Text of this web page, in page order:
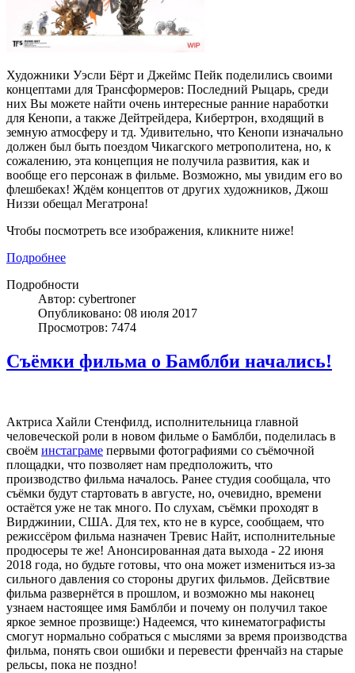
Художники Уэсли Бёрт и Джеймс Пейк поделились своими
концептами для Трансформеров: Последний Рыцарь, среди
них Вы можете найти очень интересные ранние наработки
для Кенопи, а также Дейтрейдера, Кибертрон, входящий в
земную атмосферу и тд. Удивительно, что Кенопи изначально
должен был быть поездом Чикагского метрополитена, но, к
сожалению, эта концепция не получила развития, как и
вообще его персонаж в фильме. Возможно, мы увидим его во
флешбеках! Ждём концептов от других художников, Джош
Низзи обещал Мегатрона!
Чтобы посмотреть все изображения, кликните ниже!
Подробнее
Подробности
Автор: cybertroner
Опубликовано: 08 июля 2017
Просмотров: 7474
Съёмки фильма о Бамблби начались!
Актриса Хайли Стенфилд, исполнительница главной
человеческой роли в новом фильме о Бамблби, поделилась в
своём инстаграме первыми фотографиями со съёмочной
площадки, что позволяет нам предположить, что
производство фильма началось. Ранее студия сообщала, что
съёмки будут стартовать в августе, но, очевидно, времени
остаётся уже не так много. По слухам, съёмки проходят в
Вирджинии, США. Для тех, кто не в курсе, сообщаем, что
режиссёром фильма назначен Тревис Найт, исполнительные
продюсеры те же! Анонсированная дата выхода - 22 июня
2018 года, но будьте готовы, что она может измениться из-за
сильного давления со стороны других фильмов. Дейсвтвие
фильма развернётся в прошлом, и возможно мы наконец
узнаем настоящее имя Бамблби и почему он получил такое
яркое земное прозвище:) Надеемся, что кинематографисты
смогут нормально собраться с мыслями за время производства
фильма, понять свои ошибки и перевести френчайз на старые
рельсы, пока не поздно!